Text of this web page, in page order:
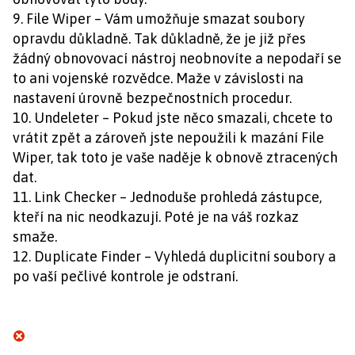
9. File Wiper – Vám umožňuje smazat soubory
opravdu důkladně. Tak důkladně, že je již přes
žádný obnovovací nástroj neobnovíte a nepodaří se
to ani vojenské rozvědce. Maže v závislosti na
nastavení úrovně bezpečnostních procedur.
10. Undeleter – Pokud jste něco smazali, chcete to
vrátit zpět a zároveň jste nepoužili k mazání File
Wiper, tak toto je vaše naděje k obnově ztracených
dat.
11. Link Checker – Jednoduše prohledá zástupce,
kteří na nic neodkazují. Poté je na váš rozkaz
smaže.
12. Duplicate Finder – Vyhledá duplicitní soubory a
po vaší pečlivé kontrole je odstraní.